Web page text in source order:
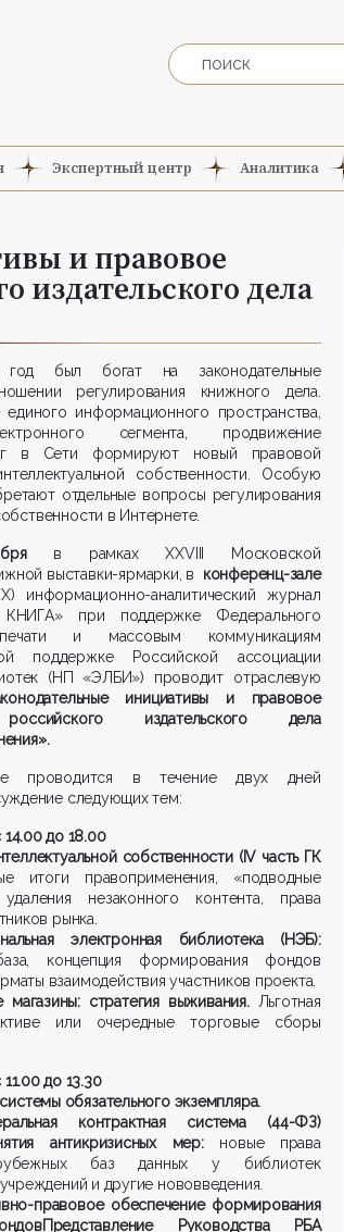
Экспертный центр Аналитика
и правовое
издательского дела
год был богат на законодательные
регулирования книжного дела.
единого информационного пространства,
сегмента, продвижение
в Сети формируют новый правовой
собственности. Особую
отдельные вопросы регулирования
в Интернете.
в рамках ХХVIII Московской
выставки-ярмарки, в конференц-зале
аналитический журнал
КНИГА» при поддержке Федерального
и массовым коммуникациям
поддержке Российской ассоциации
(НП «ЭЛБИ») проводит отраслевую
инициативы и правовое
российского издательского дела
проводится в течение двух дней
следующих тем:
14.00 до 18.00
собственности (IV часть ГК
итоги правоприменения, «подводные
незаконного контента, права
рынка.
электронная библиотека (НЭБ):
база, концепция формирования фондов
взаимодействия участников проекта.
магазины: стратегия выживания.Льготная
или очередные торговые сборы
до 13.30
обязательного экземпляра.
контрактная система (44-ФЗ)
антикризисных мер:новые права
баз данных у библиотек
и другие нововведения.
правовое обеспечение формирования
Руководства РБА